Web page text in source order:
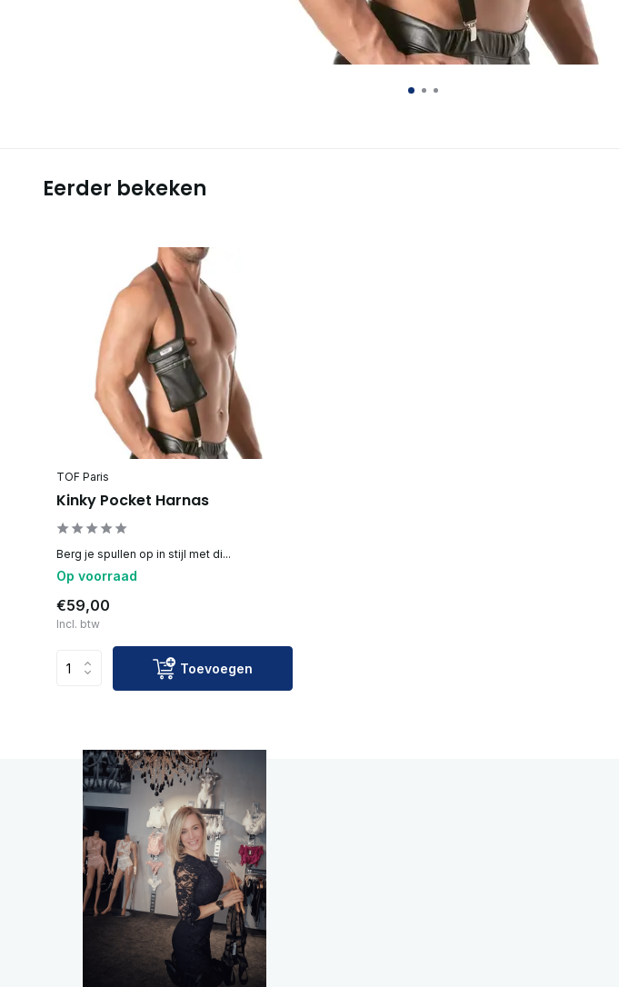
Eerder bekeken
TOF Paris
Kinky Pocket Harnas
Berg je spullen op in stijl met di...
Op voorraad
€59,00
Incl. btw
Toevoegen